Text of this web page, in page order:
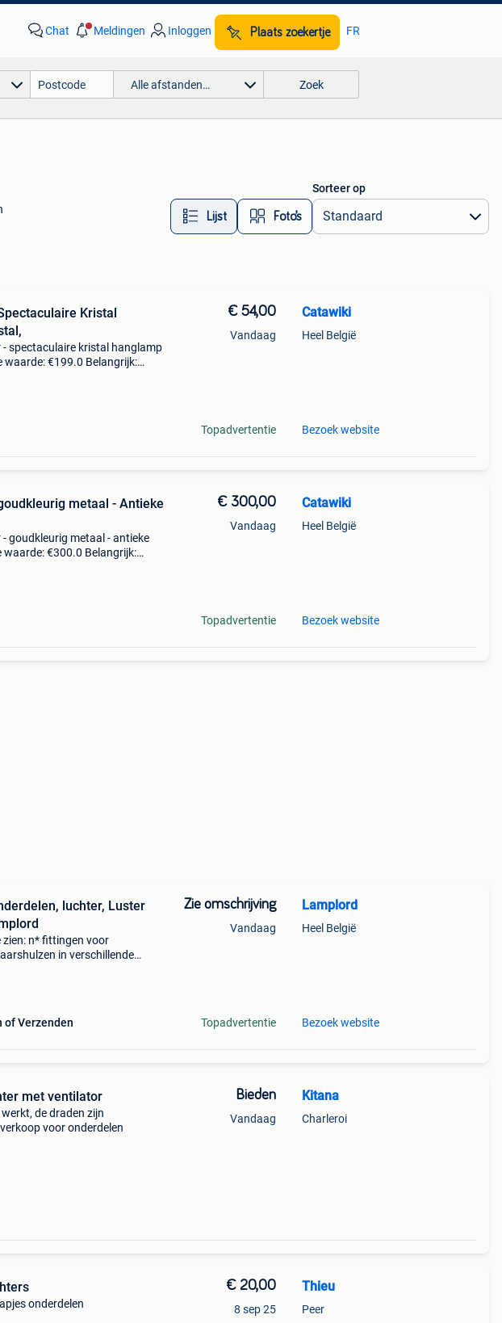
Chat Meldingen Inloggen Plaats zoekertje FR
Alle afstanden… Zoek
Lijst Foto’s
Sorteer op
Kristal
spectaculaire kristal hanglamp
waarde: €199.0 Belangrijk:
€ 54,00
Vandaag
Topadvertentie
Catawiki
Heel België
Bezoek website
metaal - Antieke
goudkleurig metaal - antieke
€300.0 Belangrijk:
€ 300,00
Vandaag
Topadvertentie
Catawiki
Heel België
Bezoek website
luchter, Luster
zien: n* fittingen voor
in verschillende
of Verzenden
Zie omschrijving
Vandaag
Topadvertentie
Lamplord
Heel België
Bezoek website
met ventilator
de draden zijn
voor onderdelen
Bieden
Vandaag
Kitana
Charleroi
onderdelen
€ 20,00
8 sep 25
Thieu
Peer